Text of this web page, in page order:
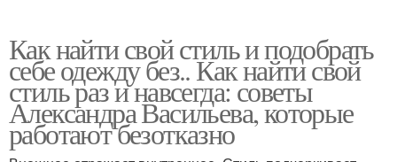
Как найти свой стиль и подобрать
себе одежду без.. Как найти свой
стиль раз и навсегда: советы
Александра Васильева, которые
работают безотказно